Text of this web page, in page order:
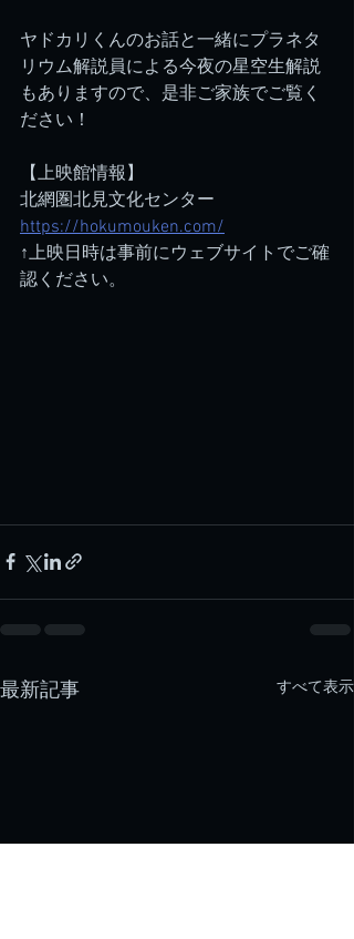
ヤドカリくんのお話と一緒にプラネタ
リウム解説員による今夜の星空生解説
もありますので、是非ご家族でご覧く
ださい！
【上映館情報】
北網圏北見文化センター
https://hokumouken.com/
↑上映日時は事前にウェブサイトでご確
認ください。
最新記事 すべて表示